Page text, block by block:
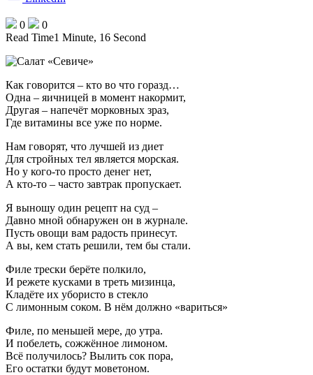
0
0
Read Time1 Minute, 16 Second
Как говорится – кто во что горазд…
Одна – яичницей в момент накормит,
Другая – напечёт морковных зраз,
Где витамины все уже по норме.
Нам говорят, что лучшей из диет
Для стройных тел является морская.
Но у кого-то просто денег нет,
А кто-то – часто завтрак пропускает.
Я выношу один рецепт на суд –
Давно мной обнаружен он в журнале.
Пусть овощи вам радость принесут.
А вы, кем стать решили, тем бы стали.
Филе трески берёте полкило,
И режете кусками в треть мизинца,
Кладёте их убористо в стекло
С лимонным соком. В нём должно «вариться»
Филе, по меньшей мере, до утра.
И побелеть, сожжённое лимоном.
Всё получилось? Вылить сок пора,
Его остатки будут моветоном.